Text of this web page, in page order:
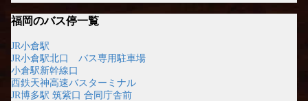
福岡のバス停一覧
JR小倉駅
JR小倉駅北口 バス専用駐車場
小倉駅新幹線口
西鉄天神高速バスターミナル
JR博多駅 筑紫口 合同庁舎前